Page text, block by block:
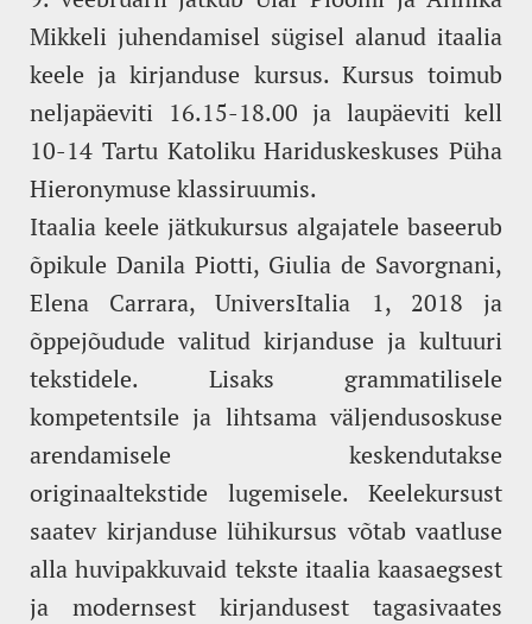
Mikkeli juhendamisel sügisel alanud itaalia
keele ja kirjanduse kursus. Kursus toimub
neljapäeviti 16.15-18.00 ja laupäeviti kell
10-14 Tartu Katoliku Hariduskeskuses Püha
Hieronymuse klassiruumis.
Itaalia keele jätkukursus algajatele baseerub
õpikule Danila Piotti, Giulia de Savorgnani,
Elena Carrara, UniversItalia 1, 2018 ja
õppejõudude valitud kirjanduse ja kultuuri
tekstidele. Lisaks grammatilisele
kompetentsile ja lihtsama väljendusoskuse
arendamisele keskendutakse
originaaltekstide lugemisele. Keelekursust
saatev kirjanduse lühikursus võtab vaatluse
alla huvipakkuvaid tekste itaalia kaasaegsest
ja modernsest kirjandusest tagasivaates